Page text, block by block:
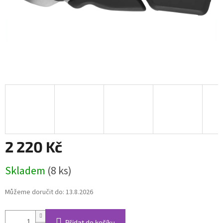
2 220 Kč
cena:
Skladem (8 ks)
Můžeme doručit do: 13.8.2026